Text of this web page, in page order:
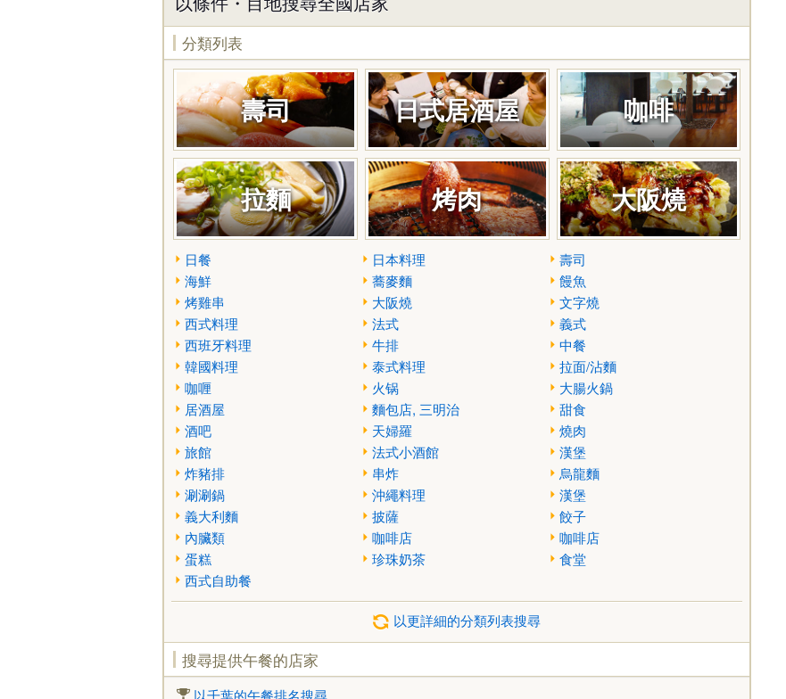
分類列表
壽司 日式居酒屋 咖啡
拉麵 烤肉 大阪燒
日餐 日本料理
壽司
海鮮
蕎麥麵
饅魚
烤雞串
大阪燒
文字燒
西式料理
法式
義式
西班牙料理
牛排
中餐
韓國料理
泰式料理
拉面/沾麵
咖喱
火锅
大腸火鍋
居酒屋
麵包店, 三明治
甜食
酒吧
天婦羅
燒肉
旅館
法式小酒館
漢堡
炸豬排
串炸
烏龍麵
涮涮鍋
沖繩料理
漢堡
義大利麵
披薩
餃子
內臟類
咖啡店
咖啡店
蛋糕
珍珠奶茶
食堂
西式自助餐
以更詳細的分類列表搜尋
搜尋提供午餐的店家
以千葉的午餐排名搜尋